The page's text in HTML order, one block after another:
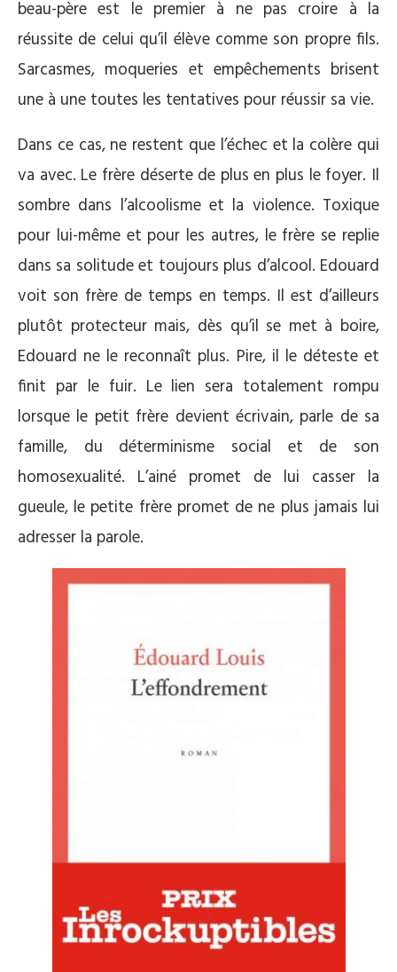
beau-père est le premier à ne pas croire à la
réussite de celui qu’il élève comme son propre fils.
Sarcasmes, moqueries et empêchements brisent
une à une toutes les tentatives pour réussir sa vie.
Dans ce cas, ne restent que l’échec et la colère qui
va avec. Le frère déserte de plus en plus le foyer. Il
sombre dans l’alcoolisme et la violence. Toxique
pour lui-même et pour les autres, le frère se replie
dans sa solitude et toujours plus d’alcool. Edouard
voit son frère de temps en temps. Il est d’ailleurs
plutôt protecteur mais, dès qu’il se met à boire,
Edouard ne le reconnaît plus. Pire, il le déteste et
finit par le fuir. Le lien sera totalement rompu
lorsque le petit frère devient écrivain, parle de sa
famille, du déterminisme social et de son
homosexualité. L’ainé promet de lui casser la
gueule, le petite frère promet de ne plus jamais lui
adresser la parole.